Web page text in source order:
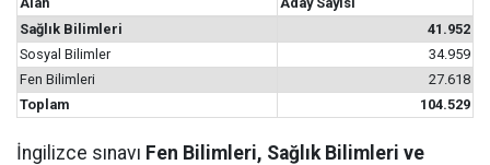
Sağlık Bilimleri
41.952
Sosyal Bilimler
34.959
Fen Bilimleri
27.618
Toplam
104.529
İngilizce sınavı Fen Bilimleri, Sağlık Bilimleri ve